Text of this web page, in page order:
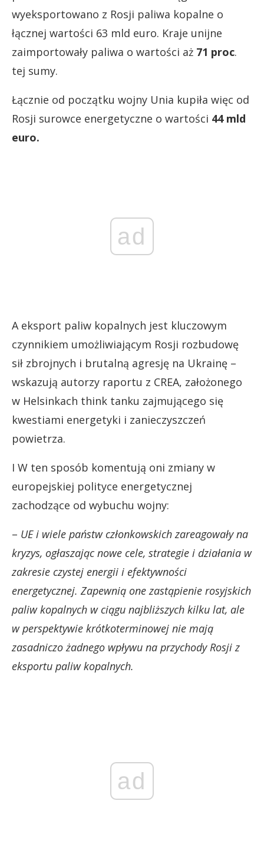
wyeksportowano z Rosji paliwa kopalne o
łącznej wartości 63 mld euro. Kraje unijne
zaimportowały paliwa o wartości aż 71 proc.
tej sumy.
Łącznie od początku wojny Unia kupiła więc od
Rosji surowce energetyczne o wartości 44 mld
euro.
ad
A eksport paliw kopalnych jest kluczowym
czynnikiem umożliwiającym Rosji rozbudowę
sił zbrojnych i brutalną agresję na Ukrainę –
wskazują autorzy raportu z CREA, założonego
w Helsinkach think tanku zajmującego się
kwestiami energetyki i zanieczyszczeń
powietrza.
I W ten sposób komentują oni zmiany w
europejskiej polityce energetycznej
zachodzące od wybuchu wojny:
– UE i wiele państw członkowskich zareagowały na
kryzys, ogłaszając nowe cele, strategie i działania w
zakresie czystej energii i efektywności
energetycznej. Zapewnią one zastąpienie rosyjskich
paliw kopalnych w ciągu najbliższych kilku lat, ale
w perspektywie krótkoterminowej nie mają
zasadniczo żadnego wpływu na przychody Rosji z
eksportu paliw kopalnych.
ad